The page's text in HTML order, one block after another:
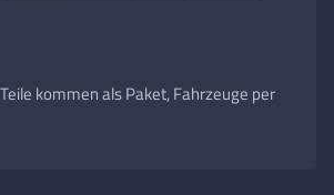
kommen als Paket, Fahrzeuge per